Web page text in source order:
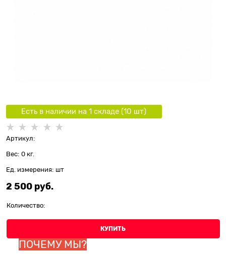
Есть в наличии на 1 складe (10 шт)
Артикул:
Вес: 0 кг.
Ед. измерения: шт
2 500 руб.
Количество:
КУПИТЬ
ПОЧЕМУ МЫ?